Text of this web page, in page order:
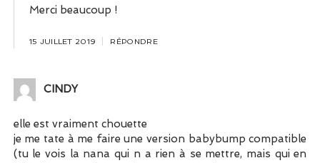
Merci beaucoup !
15 JUILLET 2019 RÉPONDRE
CINDY
elle est vraiment chouette
je me tate à me faire une version babybump compatible
(tu le vois la nana qui n a rien à se mettre, mais qui en